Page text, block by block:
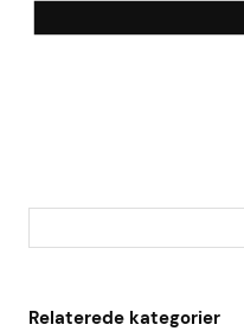
Relaterede kategorier